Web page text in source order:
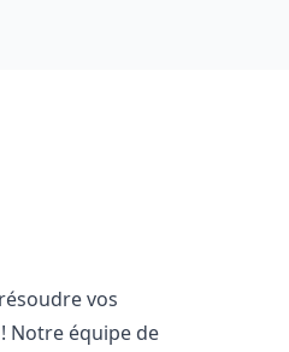
vos
Notre équipe de